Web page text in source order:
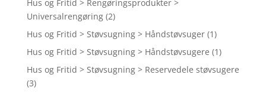
Hus og Fritid > Rengøringsprodukter >
Universalrengøring (2)
Hus og Fritid > Støvsugning > Håndstøvsuger (1)
Hus og Fritid > Støvsugning > Håndstøvsugere (1)
Hus og Fritid > Støvsugning > Reservedele støvsugere
(3)